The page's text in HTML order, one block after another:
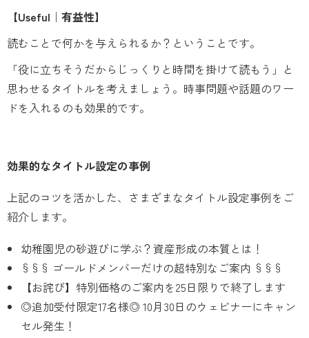
【Useful｜有益性】
読むことで何かを与えられるか？ということです。
「役に立ちそうだからじっくりと時間を掛けて読もう」と
思わせるタイトルを考えましょう。時事問題や話題のワー
ドを入れるのも効果的です。
効果的なタイトル設定の事例
上記のコツを活かした、さまざまなタイトル設定事例をご
紹介します。
幼稚園児の砂遊びに学ぶ？資産形成の本質とは！
§§§ ゴールドメンバーだけの超特別なご案内 §§§
【お詫び】特別価格のご案内を25日限りで終了します
◎追加受付限定17名様◎ 10月30日のウェビナーにキャン
セル発生！